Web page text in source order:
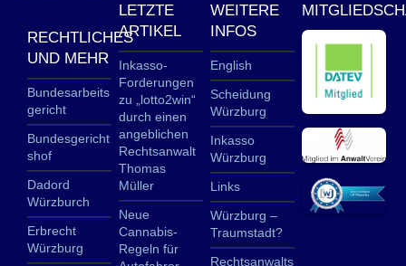
RECHTLICHES
UND MEHR
Bundesarbeits
gericht
Bundesgericht
shof
Dadord
Würzburch
Erbrecht
Würzburg
LETZTE
ARTIKEL
Inkasso-
Forderungen
zu „lotto2win“
durch einen
angeblichen
Rechtsanwalt
Thomas
Müller
Neue
Cannabis-
Regeln für
WEITERE
INFOS
English
Scheidung
Würzburg
Inkasso
Würzburg
Links
Würzburg –
Traumstadt?
Rechtsanwalts